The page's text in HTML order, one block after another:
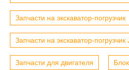
Запчасти на экскаватор-погрузчик
Запчасти на экскаватор-погрузчик
Запчасти для двигателя